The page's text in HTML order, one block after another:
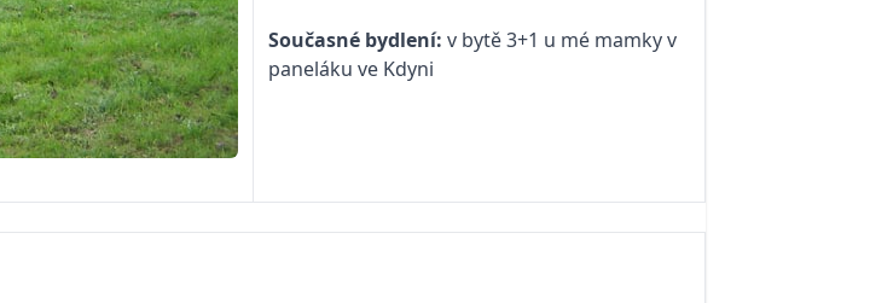
Současné bydlení: v bytě 3+1 u mé mamky v
paneláku ve Kdyni